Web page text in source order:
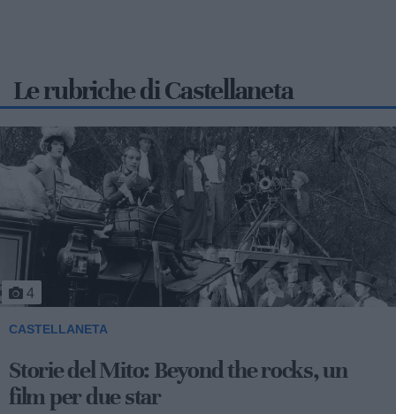
Le rubriche di Castellaneta
5
CASTELLANETA
Storie del Mito: Uno sceicco esuberante
Valentino fu consacrato attore internazionale, come abbiamo